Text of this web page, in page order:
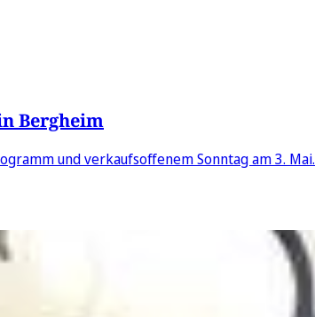
Bergheim
und verkaufsoffenem Sonntag am 3. Mai.